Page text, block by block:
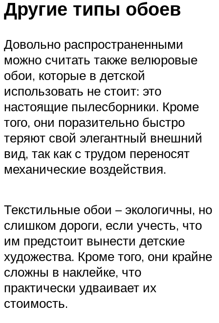
Другие типы обоев
Довольно распространенными
можно считать также велюровые
обои, которые в детской
использовать не стоит: это
настоящие пылесборники. Кроме
того, они поразительно быстро
теряют свой элегантный внешний
вид, так как с трудом переносят
механические воздействия.
Текстильные обои – экологичны, но
слишком дороги, если учесть, что
им предстоит вынести детские
художества. Кроме того, они крайне
сложны в наклейке, что
практически удваивает их
стоимость.